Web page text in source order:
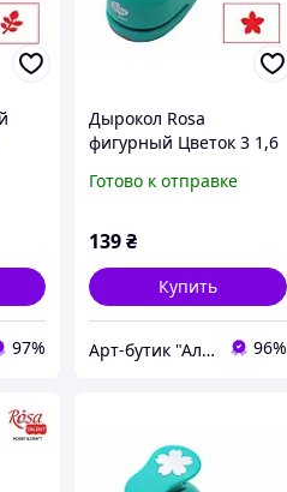
97%
Дырокол Rosa
фигурный Цветок 3 1,6
Готово к отправке
139 ₴
Купить
Арт-бутик "Алізарин" 96%